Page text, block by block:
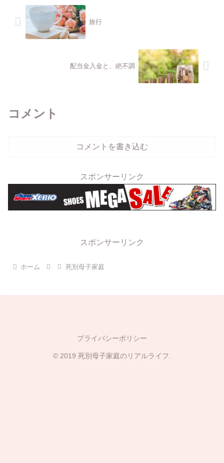
旅行
配当金入金と、絶不調
コメント
コメントを書き込む
スポンサーリンク
スポンサーリンク
ホーム 死別母子家庭
プライバシーポリシー
© 2019 死別母子家庭のリアルライフ.